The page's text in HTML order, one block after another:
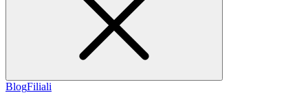
BlogFiliali